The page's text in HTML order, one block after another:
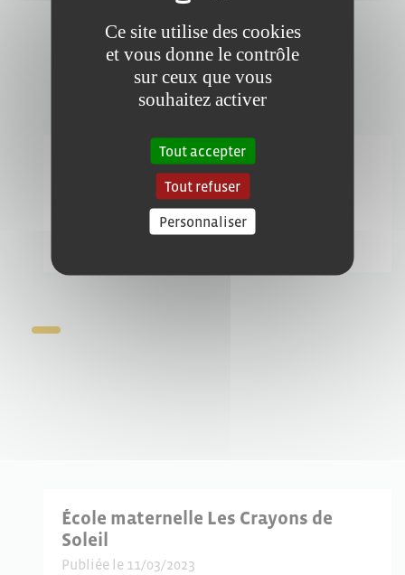
École élémentaire Les Crayons de
Publiée le 11/03/2023
École maternelle Les Crayons de
Soleil
Publiée le 11/03/2023
Ce site utilise des cookies
et vous donne le contrôle
sur ceux que vous
souhaitez activer
Tout accepter
Tout refuser
Personnaliser